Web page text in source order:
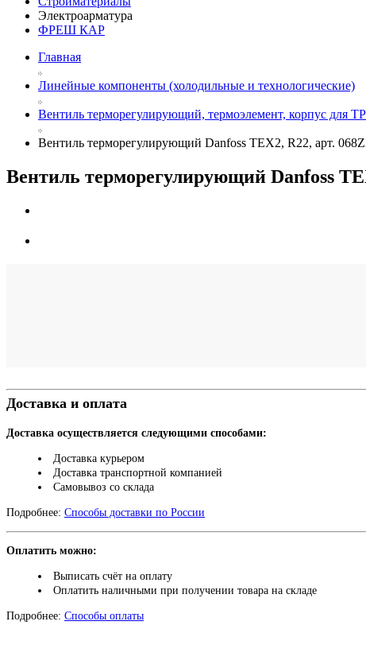
Электроарматура
ФРЕШ КАР
Главная
Линейные компоненты (холодильные и технологические)
Вентиль терморегулирующий, термоэлемент, корпус для
Вентиль терморегулирующий Danfoss TEX2, R22, арт.
Вентиль терморегулирующий Danfoss
Доставка и оплата
Доставка осуществляется следующими способами:
Доставка курьером
Доставка транспортной компанией
Самовывоз со склада
Подробнее: Способы доставки по России
Оплатить можно:
Выписать счёт на оплату
Оплатить наличными при получении товара на складе
Подробнее: Способы оплаты